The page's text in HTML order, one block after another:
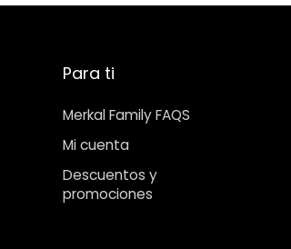
Para ti
Merkal Family FAQS
Mi cuenta
Descuentos y
promociones